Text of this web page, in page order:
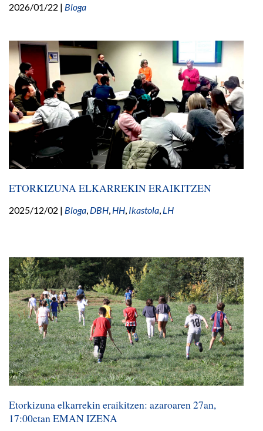
2026/01/22 | Bloga
ETORKIZUNA ELKARREKIN ERAIKITZEN
2025/12/02 | Bloga, DBH, HH, Ikastola, LH
Etorkizuna elkarrekin eraikitzen: azaroaren 27an,
17:00etan EMAN IZENA